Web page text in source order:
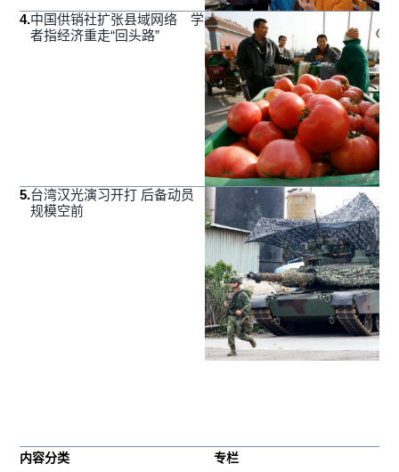
4.中国供销社扩张县域网络 学
者指经济重走“回头路”
5.台湾汉光演习开打 后备动员
规模空前
内容分类 专栏